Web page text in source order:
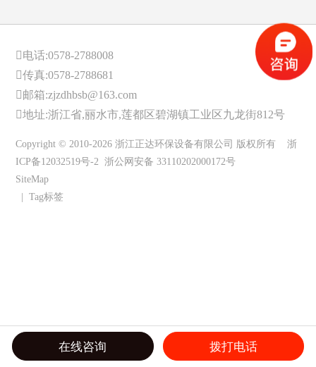
电话:0578-2788008
传真:0578-2788681
邮箱:zjzdhbsb@163.com
地址:浙江省,丽水市,莲都区碧湖镇工业区九龙街812号
Copyright © 2010-2026 浙江正达环保设备有限公司 版权所有浙
ICP备12032519号-2 浙公网安备 33110202000172号
SiteMap
|Tag标签
在线咨询 拨打电话